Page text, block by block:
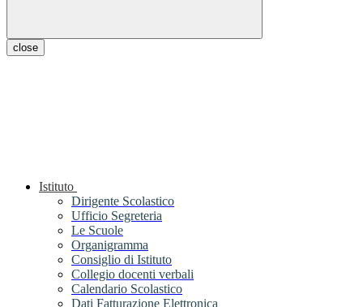
close
Istituto
Dirigente Scolastico
Ufficio Segreteria
Le Scuole
Organigramma
Consiglio di Istituto
Collegio docenti verbali
Calendario Scolastico
Dati Fatturazione Elettronica